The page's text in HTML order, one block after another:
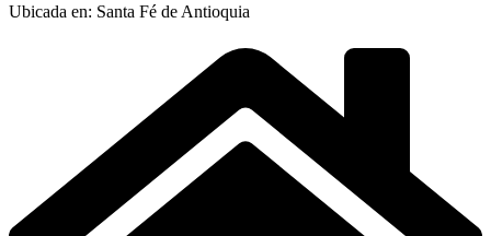
Ubicada en: Santa Fé de Antioquia